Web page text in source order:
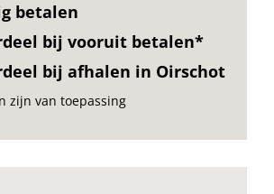
betalen
bij vooruit betalen*
bij afhalen in Oirschot
zijn van toepassing